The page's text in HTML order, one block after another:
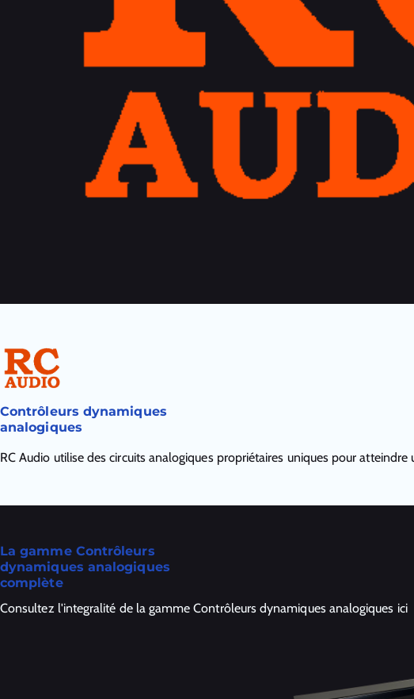
Contrôleurs dynamiques
analogiques
RC Audio utilise des circuits analogiques propriétaires uniques pour
La gamme Contrôleurs
dynamiques analogiques
complète
Consultez l'integralité de la gamme Contrôleurs dynamiques analogiques ici